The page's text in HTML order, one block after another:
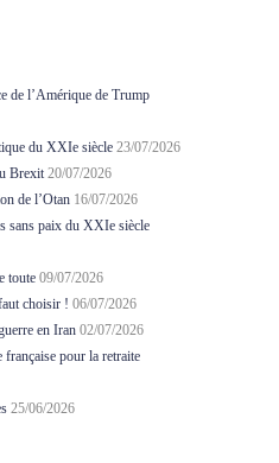
de l’Amérique de Trump
du XXIe siècle 23/07/2026
Brexit 20/07/2026
de l’Otan 16/07/2026
sans paix du XXIe siècle
toute 09/07/2026
choisir ! 06/07/2026
en Iran 02/07/2026
française pour la retraite
25/06/2026